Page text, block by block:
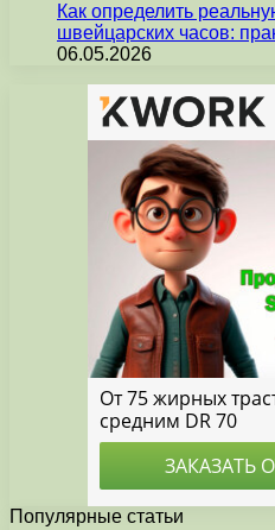
Как определить
швейцарских часов:
06.05.2026
Популярные статьи